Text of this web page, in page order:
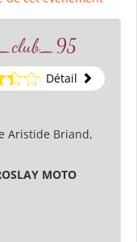
Détail
Aristide Briand,
MOTO